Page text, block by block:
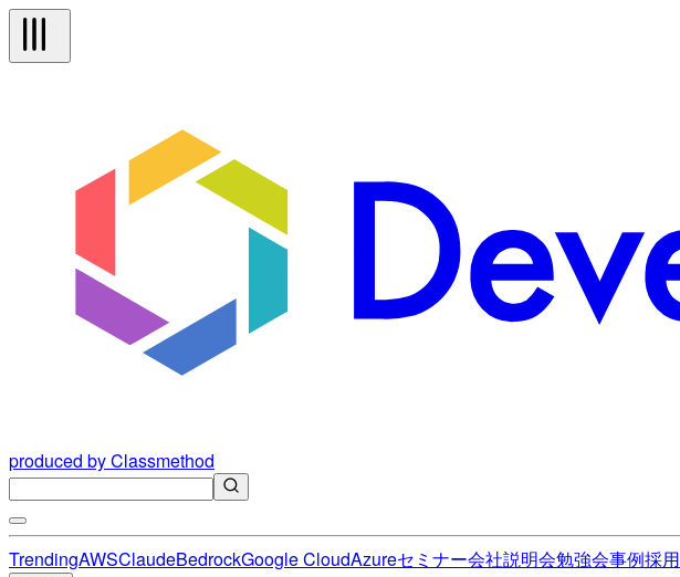
produced by Classmethod
TrendingAWSClaudeBedrockGoogle CloudAzureセミナー会社説明会勉強会事例採用